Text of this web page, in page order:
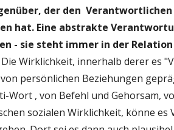
der den
hat. Eine abstrakte
- sie steht immer in der
Die Wirklichkeit, innerhalb derer es
persönlichen Beziehungen
Wort , von Befehl und Gehorsam,
sozialen Wirklichkeit, könne es